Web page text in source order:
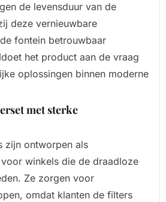
de levensduur van de
deze vernieuwbare
fontein betrouwbaar
het product aan de vraag
oplossingen binnen moderne
met sterke
zijn ontworpen als
winkels die de draadloze
Ze zorgen voor
omdat klanten de filters